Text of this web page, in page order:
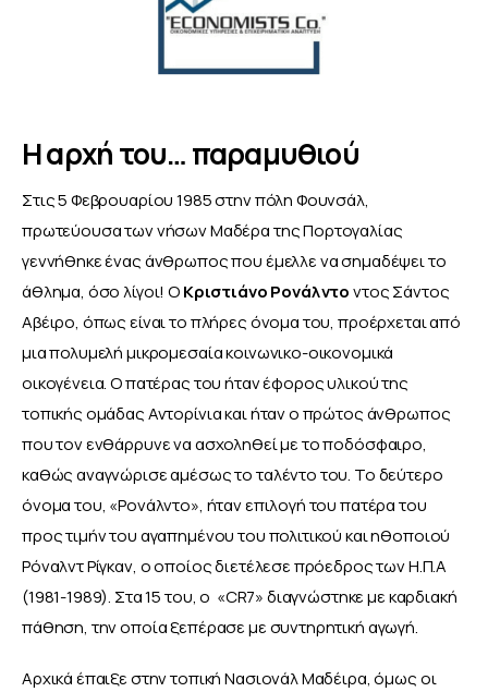
Η αρχή του… παραμυθιού
Στις 5 Φεβρουαρίου 1985 στην πόλη Φουνσάλ,
πρωτεύουσα των νήσων Μαδέρα της Πορτογαλίας
γεννήθηκε ένας άνθρωπος που έμελλε να σημαδέψει το
άθλημα, όσο λίγοι! Ο Κριστιάνο Ρονάλντο ντος Σάντος
Αβέιρο, όπως είναι το πλήρες όνομα του, προέρχεται από
μια πολυμελή μικρομεσαία κοινωνικο-οικονομικά
οικογένεια. Ο πατέρας του ήταν έφορος υλικού της
τοπικής ομάδας Αντορίνια και ήταν ο πρώτος άνθρωπος
που τον ενθάρρυνε να ασχοληθεί με το ποδόσφαιρο,
καθώς αναγνώρισε αμέσως το ταλέντο του. Το δεύτερο
όνομα του, «Ρονάλντο», ήταν επιλογή του πατέρα του
προς τιμήν του αγαπημένου του πολιτικού και ηθοποιού
Ρόναλντ Ρίγκαν, ο οποίος διετέλεσε πρόεδρος των Η.Π.Α
(1981-1989). Στα 15 του, ο  «CR7» διαγνώστηκε με καρδιακή
πάθηση, την οποία ξεπέρασε με συντηρητική αγωγή.
Αρχικά έπαιξε στην τοπική Νασιονάλ Μαδέιρα, όμως οι